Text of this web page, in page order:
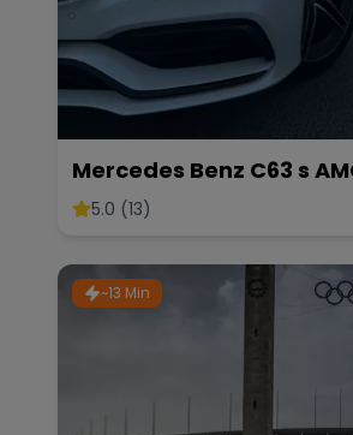
Mercedes Benz C63 s
5.0 (13)
~13 Min